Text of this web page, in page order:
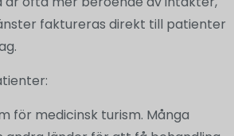
faktureras direkt till patienter
för medicinsk turism. Många